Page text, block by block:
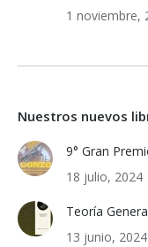
1 noviembre,
Nuestros nuevos
9° Gran
18 julio, 2024
Teoría
13 junio, 2024